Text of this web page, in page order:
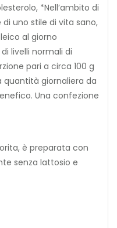
*Nell’ambito di
uno stile di vita sano,
al giorno
livelli normali di
pari a circa 100 g
quantità giornaliera da
Una confezione
è preparata con
senza lattosio e